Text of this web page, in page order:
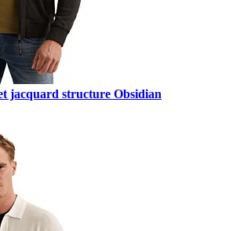
jacquard structure Obsidian